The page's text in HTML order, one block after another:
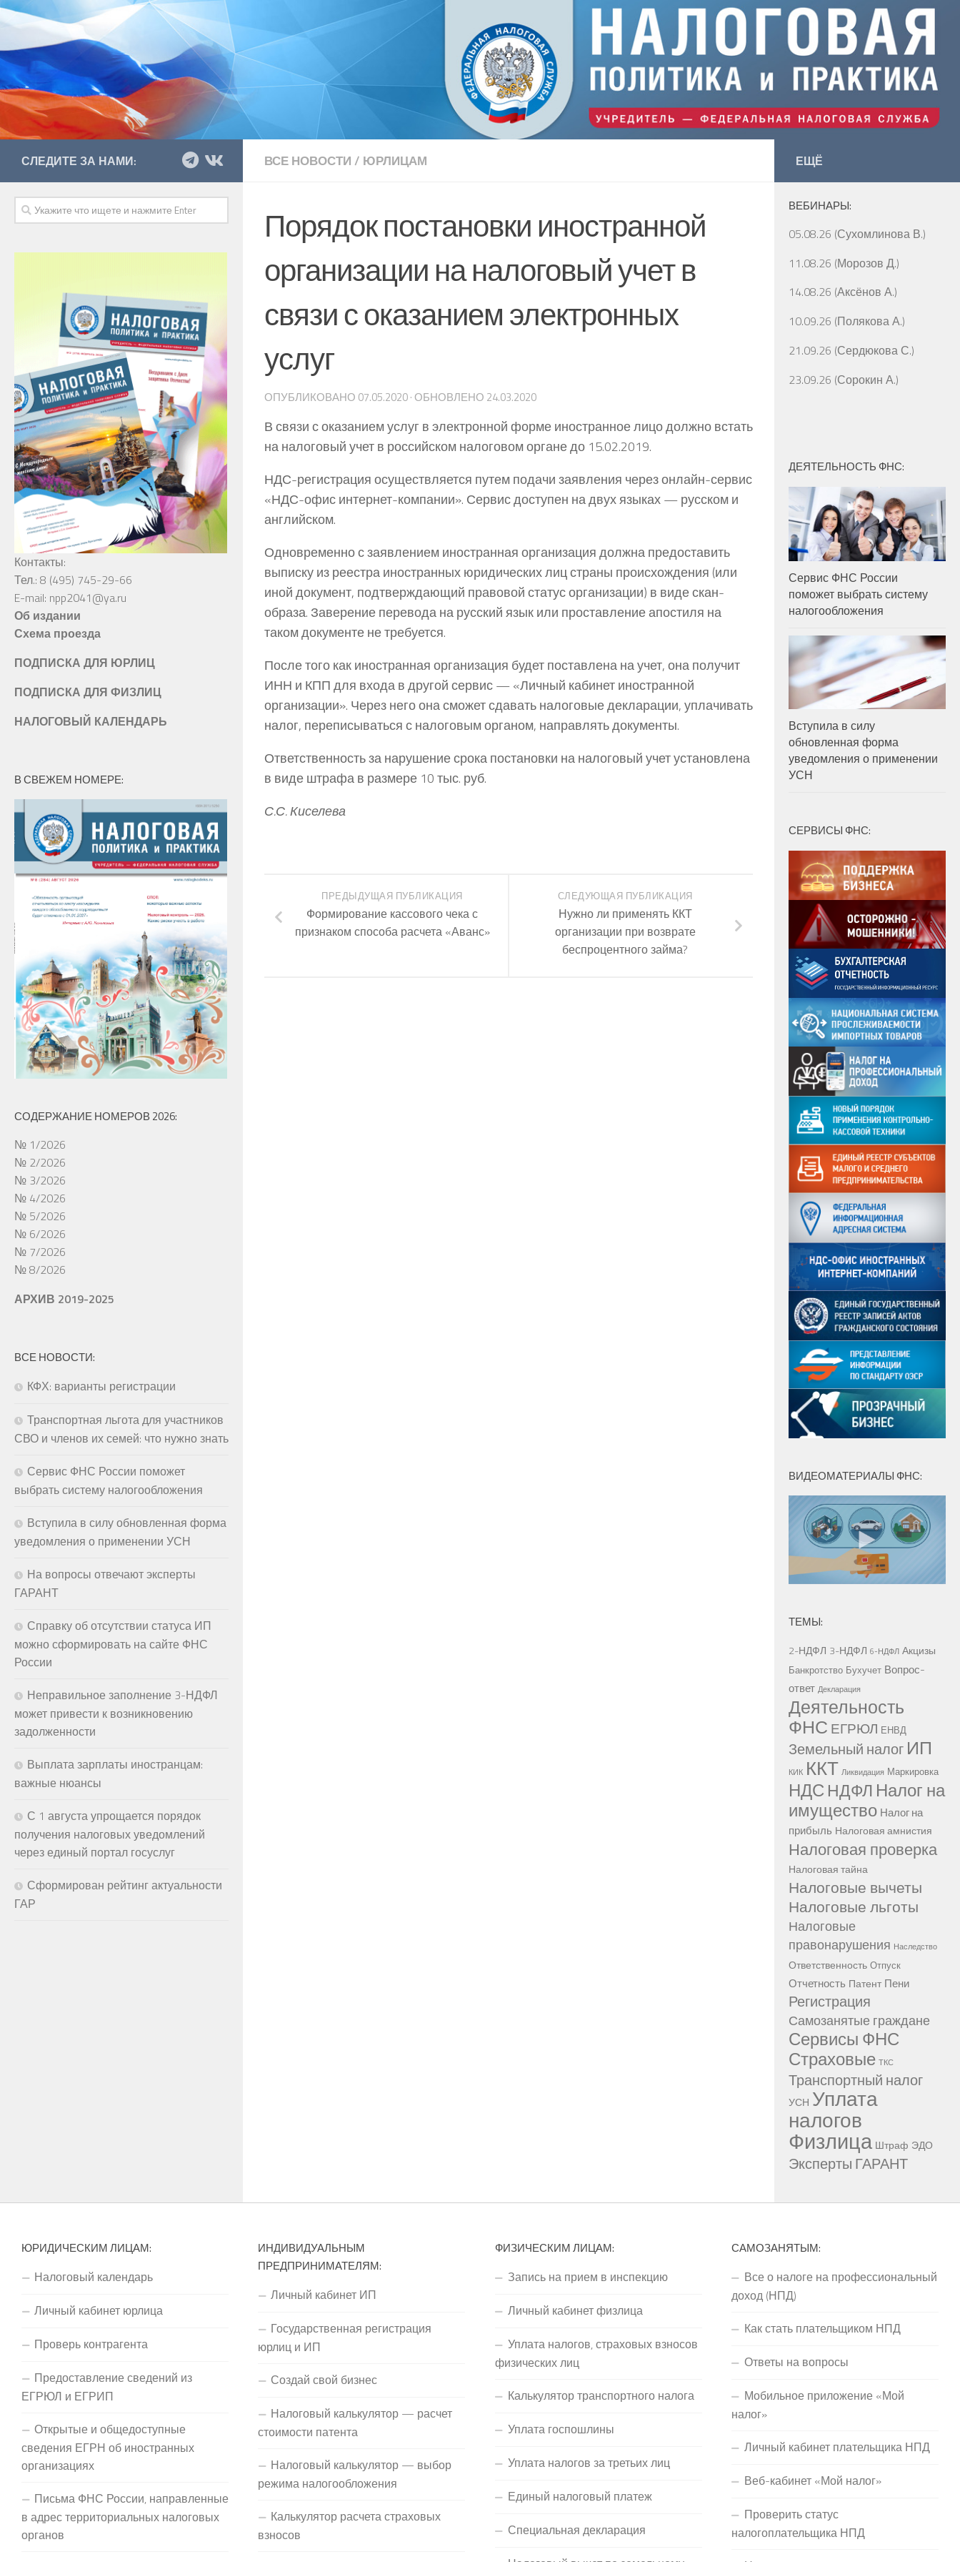
ВСЕ НОВОСТИ/ ЮРЛИЦАМ
Порядок постановки иностранной
организации на налоговый учет в
связи с оказанием электронных
услуг
ОПУБЛИКОВАНО 07.05.2020· ОБНОВЛЕНО 24.03.2020
В связи с оказанием услуг в электронной форме иностранное лицо должно встать
на налоговый учет в российском налоговом органе до 15.02.2019.
НДС-регистрация осуществляется путем подачи заявления через онлайн-сервис
«НДС-офис интернет-компании». Сервис доступен на двух языках — русском и
английском.
Одновременно с заявлением иностранная организация должна предоставить
выписку из реестра иностранных юридических лиц страны происхождения (или
иной документ, подтверждающий правовой статус организации) в виде скан-
образа. Заверение перевода на русский язык или проставление апостиля на
таком документе не требуется.
После того как иностранная организация будет поставлена на учет, она получит
ИНН и КПП для входа в другой сервис — «Личный кабинет иностранной
организации». Через него она сможет сдавать налоговые декларации, уплачивать
налог, переписываться с налоговым органом, направлять документы.
Ответственность за нарушение срока постановки на налоговый учет установлена
в виде штрафа в размере 10 тыс. руб.
С.С. Киселева
СЛЕДУЮЩАЯ ПУБЛИКАЦИЯ
Нужно ли применять ККТ
организации при возврате
беспроцентного займа?
ПРЕДЫДУЩАЯ ПУБЛИКАЦИЯ
Формирование кассового чека с
признаком способа расчета «Аванс»
СЛЕДИТЕ ЗА НАМИ:
Контакты:
Тел.: 8 (495) 745-29-66
E-mail: npp2041@ya.ru
Об издании
Схема проезда
ПОДПИСКА ДЛЯ ЮРЛИЦ
ПОДПИСКА ДЛЯ ФИЗЛИЦ
НАЛОГОВЫЙ КАЛЕНДАРЬ
В СВЕЖЕМ НОМЕРЕ:
СОДЕРЖАНИЕ НОМЕРОВ 2026:
№ 1/2026
№ 2/2026
№ 3/2026
№ 4/2026
№ 5/2026
№ 6/2026
№ 7/2026
№ 8/2026
АРХИВ 2019-2025
ВСЕ НОВОСТИ:
КФХ: варианты регистрации
Транспортная льгота для участников
СВО и членов их семей: что нужно знать
Сервис ФНС России поможет
выбрать систему налогообложения
Вступила в силу обновленная форма
уведомления о применении УСН
На вопросы отвечают эксперты
ГАРАНТ
Справку об отсутствии статуса ИП
можно сформировать на сайте ФНС
России
Неправильное заполнение 3-НДФЛ
может привести к возникновению
задолженности
Выплата зарплаты иностранцам:
важные нюансы
С 1 августа упрощается порядок
получения налоговых уведомлений
через единый портал госуслуг
Сформирован рейтинг актуальности
ГАР
ЕЩЁ
ВЕБИНАРЫ:
05.08.26 (Сухомлинова В.)
11.08.26 (Морозов Д.)
14.08.26 (Аксёнов А.)
10.09.26 (Полякова А.)
21.09.26 (Сердюкова С.)
23.09.26 (Сорокин А.)
ДЕЯТЕЛЬНОСТЬ ФНС:
Сервис ФНС России
поможет выбрать систему
налогообложения
Вступила в силу
обновленная форма
уведомления о применении
УСН
СЕРВИСЫ ФНС:
ВИДЕОМАТЕРИАЛЫ ФНС:
ТЕМЫ:
2-НДФЛ 3-НДФЛ 6-НДФЛ Акцизы
Банкротство Бухучет Вопрос-
ответ Декларация
Деятельность
ФНС ЕГРЮЛ ЕНВД
Земельный налог ИП
КИК ККТ Ликвидация Маркировка
НДС НДФЛ Налог на
имущество Налог на
прибыль Налоговая амнистия
Налоговая проверка
Налоговая тайна
Налоговые вычеты
Налоговые льготы
Налоговые
правонарушения Наследство
Ответственность Отпуск
Отчетность Патент Пени
Регистрация
Самозанятые граждане
Сервисы ФНС
Страховые ТКС
Транспортный налог
УСН Уплата
налогов
Физлица Штраф ЭДО
Эксперты ГАРАНТ
ЮРИДИЧЕСКИМ ЛИЦАМ:
Налоговый календарь
Личный кабинет юрлица
Проверь контрагента
Предоставление сведений из
ЕГРЮЛ и ЕГРИП
Открытые и общедоступные
сведения ЕГРН об иностранных
организациях
Письма ФНС России, направленные
в адрес территориальных налоговых
органов
ИНДИВИДУАЛЬНЫМ
ПРЕДПРИНИМАТЕЛЯМ:
Личный кабинет ИП
Государственная регистрация
юрлиц и ИП
Создай свой бизнес
Налоговый калькулятор — расчет
стоимости патента
Налоговый калькулятор — выбор
режима налогообложения
Калькулятор расчета страховых
взносов
ФИЗИЧЕСКИМ ЛИЦАМ:
Запись на прием в инспекцию
Личный кабинет физлица
Уплата налогов, страховых взносов
физических лиц
Калькулятор транспортного налога
Уплата госпошлины
Уплата налогов за третьих лиц
Единый налоговый платеж
Специальная декларация
САМОЗАНЯТЫМ:
Все о налоге на профессиональный
доход (НПД)
Как стать плательщиком НПД
Ответы на вопросы
Мобильное приложение «Мой
налог»
Личный кабинет плательщика НПД
Веб-кабинет «Мой налог»
Проверить статус
налогоплательщика НПД